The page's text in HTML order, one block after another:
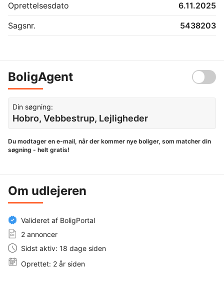
Oprettelsesdato
6.11.2025
Sagsnr.
5438203
BoligAgent
Din søgning:
Hobro, Vebbestrup, Lejligheder
Du modtager en e-mail, når der kommer nye boliger, som matcher din
søgning - helt gratis!
Om udlejeren
Valideret af BoligPortal
2 annoncer
Sidst aktiv: 18 dage siden
Oprettet: 2 år siden